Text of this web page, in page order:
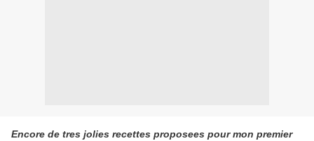
Encore de tres jolies recettes proposees pour mon premier